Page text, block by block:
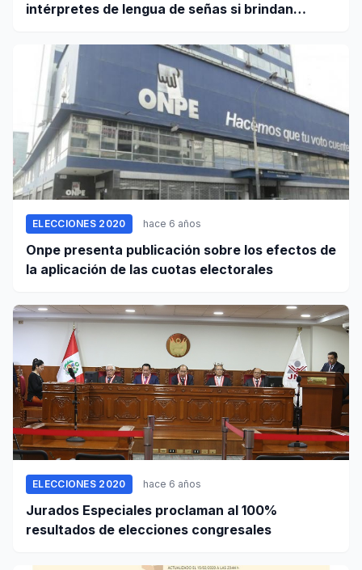
intérpretes de lengua de señas si brindan
ELECCIONES 2020 hace 6 años
Onpe presenta publicación sobre los efectos de
la aplicación de las cuotas electorales
ELECCIONES 2020 hace 6 años
Jurados Especiales proclaman al 100%
resultados de elecciones congresales